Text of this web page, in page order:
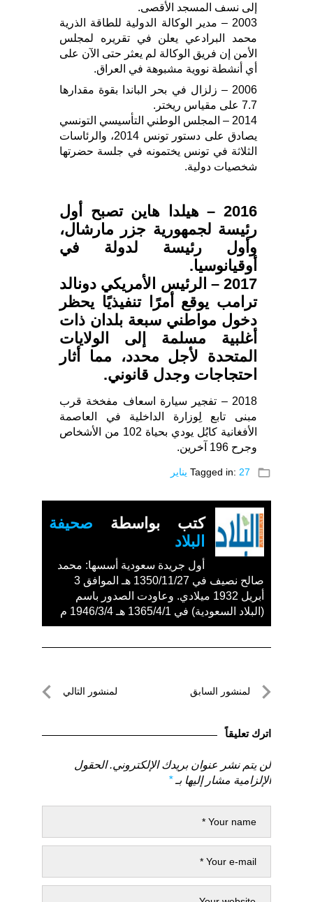
إلى نسف المسجد الأقصى.
2003 – مدير الوكالة الدولية للطاقة الذرية
محمد البرادعي يعلن في تقريره لمجلس
الأمن إن فريق الوكالة لم يعثر حتى الآن على
أي أنشطة نووية مشبوهة في العراق.
2006 – زلزال في بحر الباندا بقوة مقدارها
7.7 على مقياس ريختر.
2014 – المجلس الوطني التأسيسي التونسي
يصادق على دستور تونس 2014، والرئاسات
الثلاثة في تونس يختمونه في جلسة حضرتها
شخصيات دولية.
2016 – هيلدا هاين تصبح أول
رئيسة لجمهورية جزر مارشال،
وأول رئيسة لدولة في
أوقيانوسيا.
2017 – الرئيس الأمريكي دونالد
ترامب يوقع أمرًا تنفيذيًا يحظر
دخول مواطني سبعة بلدان ذات
أغلبية مسلمة إلى الولايات
المتحدة لأجل محدد، مما أثار
احتجاجات وجدل قانوني.
2018 – تفجير سيارة اسعاف مفخخة قرب
مبنى تابع لِوزارة الداخلية في العاصمة
الأفغانية كابُل يودي بحياة 102 من الأشخاص
وجرح 196 آخرين.
folder_open
Tagged in: 27 يناير
كتب بواسطة صحيفة
البلاد
أول جريدة سعودية أسسها: محمد
صالح نصيف في 1350/11/27 هـ الموافق 3
أبريل 1932 ميلادي. وعاودت الصدور باسم
(البلاد السعودية) في 1365/4/1 هـ 1946/3/4 م
تصفّحلمنشور السابق
السابق
لمنشور التالي
اترك تعليقاً
لن يتم نشر عنوان بريدك الإلكتروني. الحقول
الإلزامية مشار إليها بـ*